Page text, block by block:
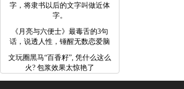
字，将隶书以后的文字叫做近体
字。
《月亮与六便士》最毒舌的3句
话，说透人性，锤醒无数恋爱脑
文玩圈黑马“百香籽”, 凭什么这么
火? 包浆效果太惊艳了